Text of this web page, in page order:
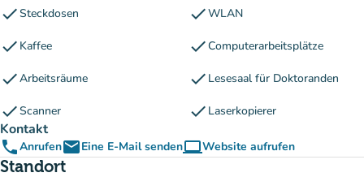
checkSteckdosen checkWLAN
check Kaffee checkComputerarbeitsplätze
checkArbeitsräume check Lesesaal für Doktoranden
checkScanner check Laserkopierer
Kontakt
phoneAnrufenemailEine E-Mail sendencomputerWebsite aufrufen
(new tab)
Standort